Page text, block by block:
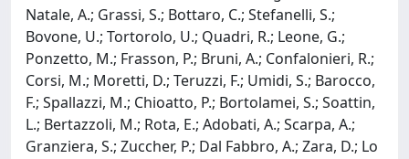
Natale, A.; Grassi, S.; Bottaro, C.; Stefanelli, S.;
Bovone, U.; Tortorolo, U.; Quadri, R.; Leone, G.;
Ponzetto, M.; Frasson, P.; Bruni, A.; Confalonieri, R.;
Corsi, M.; Moretti, D.; Teruzzi, F.; Umidi, S.; Barocco,
F.; Spallazzi, M.; Chioatto, P.; Bortolamei, S.; Soattin,
L.; Bertazzoli, M.; Rota, E.; Adobati, A.; Scarpa, A.;
Granziera, S.; Zuccher, P.; Dal Fabbro, A.; Zara, D.; Lo